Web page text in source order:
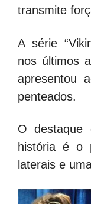
transmite
A série
nos últimos
apresentou
penteados.
O destaque
história é o
laterais e